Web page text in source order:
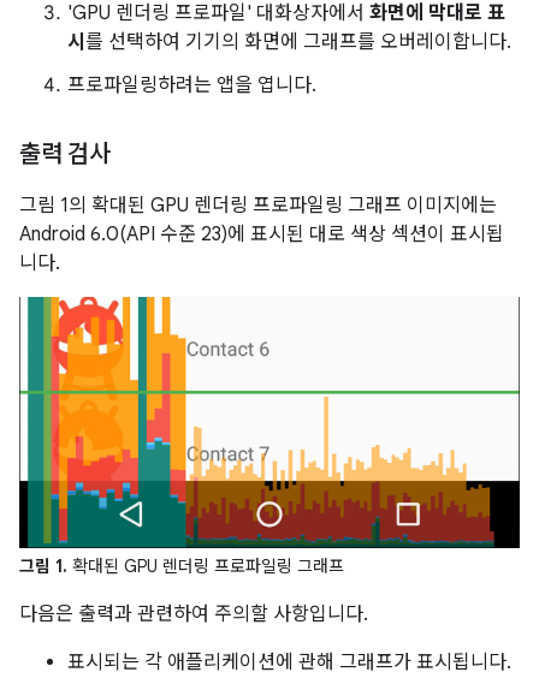
'GPU 렌더링 프로파일' 대화상자에서 화면에 막대로 표
시 를 선택하여 기기의 화면에 그래프를 오버레이합니다.
프로파일링하려는 앱을 엽니다.
출력 검사
그림 1의 확대된 GPU 렌더링 프로파일링 그래프 이미지에는
Android 6.0(API 수준 23)에 표시된 대로 색상 섹션이 표시됩
니다.
그림 1. 확대된 GPU 렌더링 프로파일링 그래프
다음은 출력과 관련하여 주의할 사항입니다.
표시되는 각 애플리케이션에 관해 그래프가 표시됩니다.